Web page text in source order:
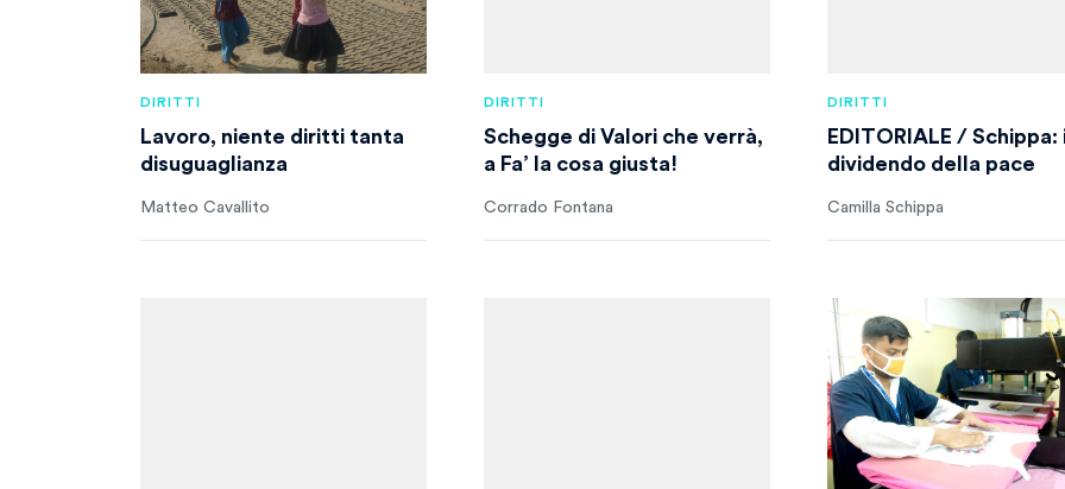
DIRITTI
Lavoro, niente diritti tanta
disuguaglianza
Matteo Cavallito
DIRITTI
Schegge di Valori che verrà,
a Fa’ la cosa giusta!
Corrado Fontana
DIRITTI
EDITORIALE / Schippa:
dividendo della pace
Camilla Schippa